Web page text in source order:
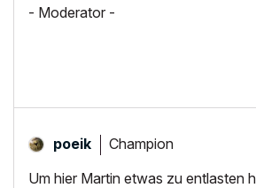
- Moderator -
poeik Champion
Um hier Martin etwas zu entlasten